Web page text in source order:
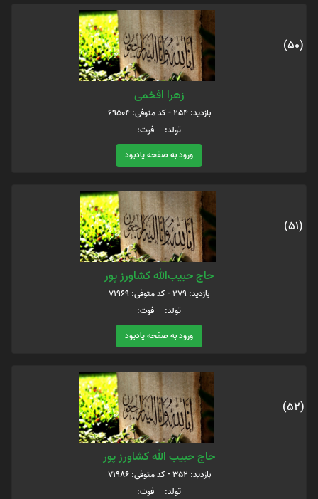
(50)
زهرا افخمی
بازدید: 254 - کد متوفی: 69504
تولد: فوت:
ورود به صفحه یادبود
(51)
حاج حبیب‌الله کشاورز پور
بازدید: 279 - کد متوفی: 71969
تولد: فوت:
ورود به صفحه یادبود
(52)
حاج حبیب الله کشاورز پور
بازدید: 352 - کد متوفی: 71986
تولد: فوت: